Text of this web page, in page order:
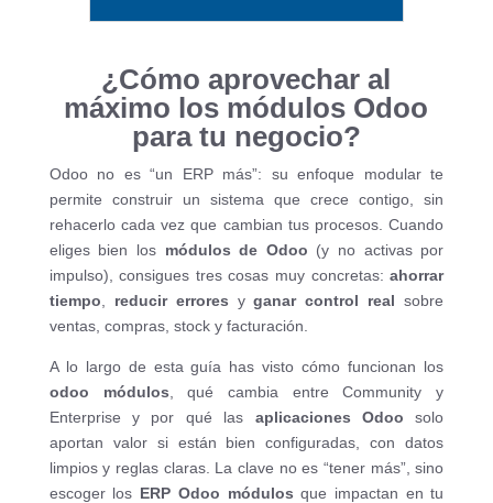
¿Cómo aprovechar al
máximo los módulos Odoo
para tu negocio?
Odoo no es “un ERP más”: su enfoque modular te
permite construir un sistema que crece contigo, sin
rehacerlo cada vez que cambian tus procesos. Cuando
eliges bien los módulos de Odoo (y no activas por
impulso), consigues tres cosas muy concretas:ahorrar
tiempo
reducir errores yganar control real sobre
ventas, compras, stock y facturación.
A lo largo de esta guía has visto cómo funcionan los
odoo módulos , qué cambia entre Community y
Enterprise y por qué las aplicaciones Odoo solo
aportan valor si están bien configuradas, con datos
limpios y reglas claras. La clave no es “tener más”, sino
escoger los ERP Odoo módulos que impactan en tu